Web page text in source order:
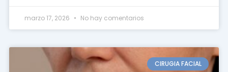
marzo 17, 2026 No hay comentarios
CIRUGIA FACIAL